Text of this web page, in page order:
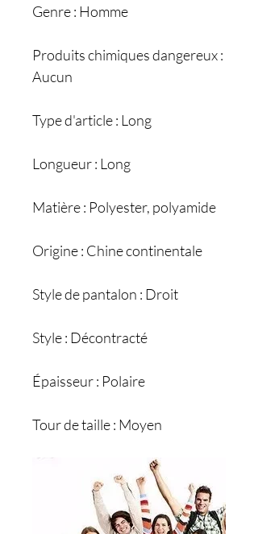
Genre : Homme
Produits chimiques dangereux :
Aucun
Type d'article : Long
Longueur : Long
Matière : Polyester, polyamide
Origine : Chine continentale
Style de pantalon : Droit
Style : Décontracté
Épaisseur : Polaire
Tour de taille : Moyen